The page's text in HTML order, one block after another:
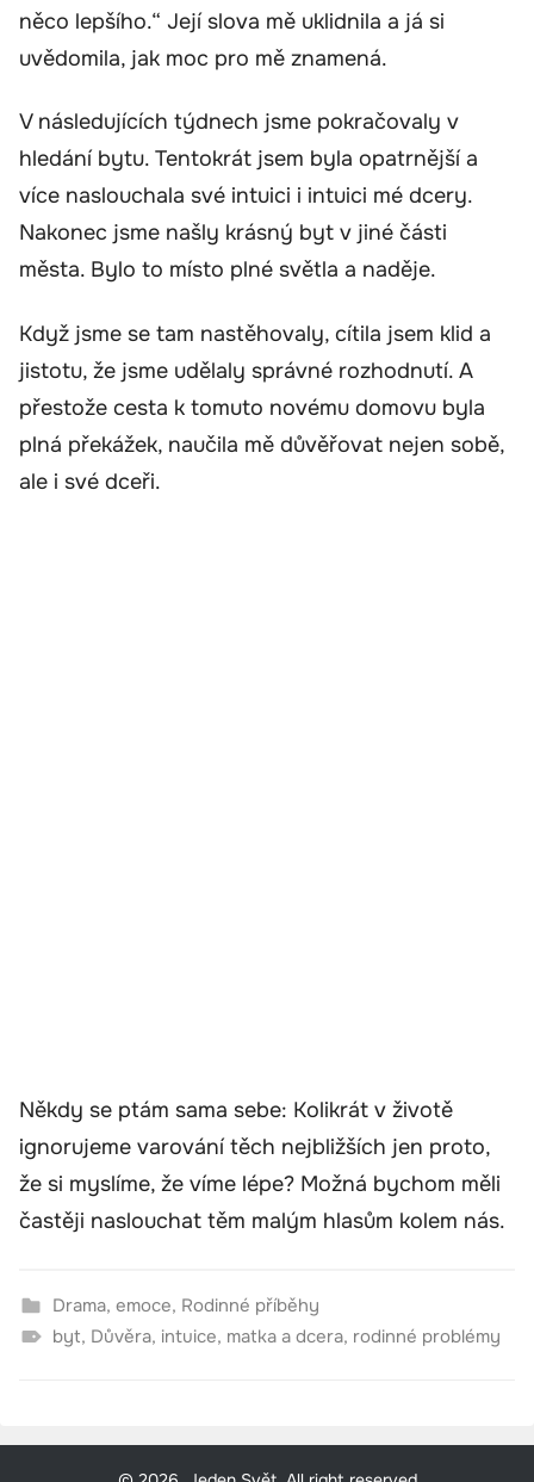
něco lepšího.“ Její slova mě uklidnila a já si
uvědomila, jak moc pro mě znamená.
V následujících týdnech jsme pokračovaly v
hledání bytu. Tentokrát jsem byla opatrnější a
více naslouchala své intuici i intuici mé dcery.
Nakonec jsme našly krásný byt v jiné části
města. Bylo to místo plné světla a naděje.
Když jsme se tam nastěhovaly, cítila jsem klid a
jistotu, že jsme udělaly správné rozhodnutí. A
přestože cesta k tomuto novému domovu byla
plná překážek, naučila mě důvěřovat nejen sobě,
ale i své dceři.
Někdy se ptám sama sebe: Kolikrát v životě
ignorujeme varování těch nejbližších jen proto,
že si myslíme, že víme lépe? Možná bychom měli
častěji naslouchat těm malým hlasům kolem nás.
Drama, emoce, Rodinné příběhy
byt, Důvěra, intuice, matka a dcera, rodinné problémy